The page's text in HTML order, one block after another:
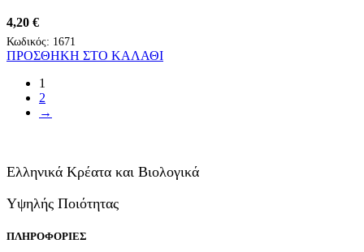
4,20 €
Κωδικός: 1671
ΠΡΟΣΘΗΚΗ ΣΤΟ ΚΑΛΑΘΙ
1
2
→
Ελληνικά Κρέατα και Βιολογικά
Υψηλής Ποιότητας
ΠΛΗΡΟΦΟΡΙΕΣ